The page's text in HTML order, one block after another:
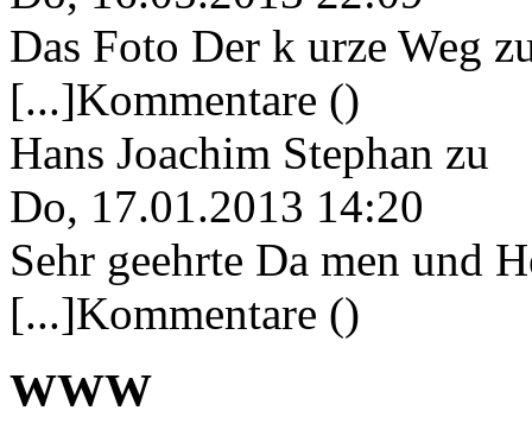
Das Foto Der k urze Weg
[...]Kommentare ()
Hans Joachim Stephan zu
Do, 17.01.2013 14:20
Sehr geehrte Da men und
[...]Kommentare ()
WWW